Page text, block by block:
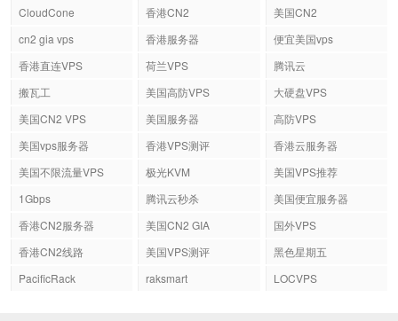
CloudCone
香港CN2
美国CN2
cn2 gia vps
香港服务器
便宜美国vps
香港直连VPS
荷兰VPS
腾讯云
搬瓦工
美国高防VPS
大硬盘VPS
美国CN2 VPS
美国服务器
高防VPS
美国vps服务器
香港VPS测评
香港云服务器
美国不限流量VPS
极光KVM
美国VPS推荐
1Gbps
腾讯云秒杀
美国便宜服务器
香港CN2服务器
美国CN2 GIA
国外VPS
香港CN2线路
美国VPS测评
黑色星期五
PacificRack
raksmart LOCVPS